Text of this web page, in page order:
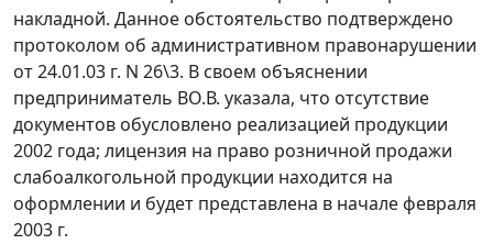
накладной. Данное обстоятельство подтверждено
протоколом об административном правонарушении
от 24.01.03 г. N 26\3. В своем объяснении
предприниматель ВО.В. указала, что отсутствие
документов обусловлено реализацией продукции
2002 года; лицензия на право розничной продажи
слабоалкогольной продукции находится на
оформлении и будет представлена в начале февраля
2003 г.